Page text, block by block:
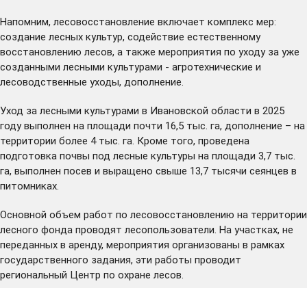
Напомним, лесовосстановление включает комплекс мер:
создание лесных культур, содействие естественному
восстановлению лесов, а также мероприятия по уходу за уже
созданными лесными культурами - агротехнические и
лесоводственные уходы, дополнение.
Уход за лесными культурами в Ивановской области в 2025
году выполнен на площади почти 16,5 тыс. га, дополнение – на
территории более 4 тыс. га. Кроме того, проведена
подготовка почвы под лесные культуры на площади 3,7 тыс.
га, выполнен посев и выращено свыше 13,7 тысячи сеянцев в
питомниках.
Основной объем работ по лесовосстановлению на территории
лесного фонда проводят лесопользователи. На участках, не
переданных в аренду, мероприятия организованы в рамках
государственного задания, эти работы проводит
региональный Центр по охране лесов.